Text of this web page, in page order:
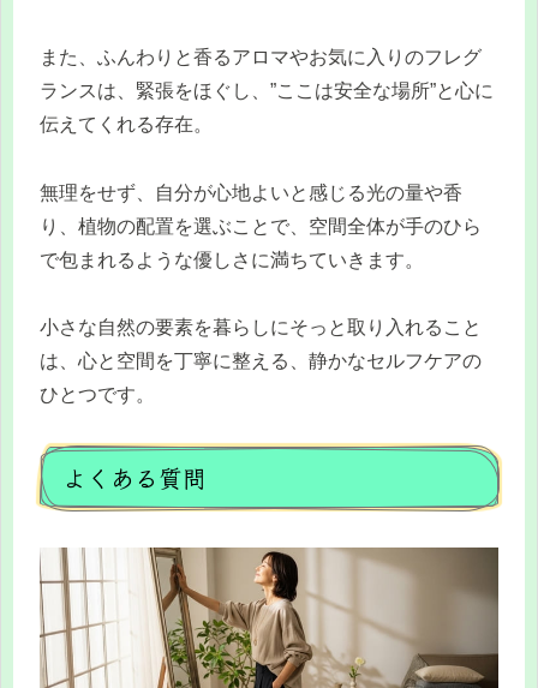
また、ふんわりと香るアロマやお気に入りのフレグ
ランスは、緊張をほぐし、”ここは安全な場所”と心に
伝えてくれる存在。
無理をせず、自分が心地よいと感じる光の量や香
り、植物の配置を選ぶことで、空間全体が手のひら
で包まれるような優しさに満ちていきます。
小さな自然の要素を暮らしにそっと取り入れること
は、心と空間を丁寧に整える、静かなセルフケアの
ひとつです。
よくある質問